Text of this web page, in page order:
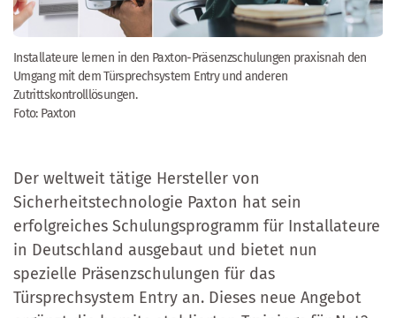
Installateure lernen in den Paxton-Präsenzschulungen praxisnah den
Umgang mit dem Türsprechsystem Entry und anderen
Zutrittskontrolllösungen.
Foto: Paxton
Der weltweit tätige Hersteller von
Sicherheitstechnologie Paxton hat sein
erfolgreiches Schulungsprogramm für Installateure
in Deutschland ausgebaut und bietet nun
spezielle Präsenzschulungen für das
Türsprechsystem Entry an. Dieses neue Angebot